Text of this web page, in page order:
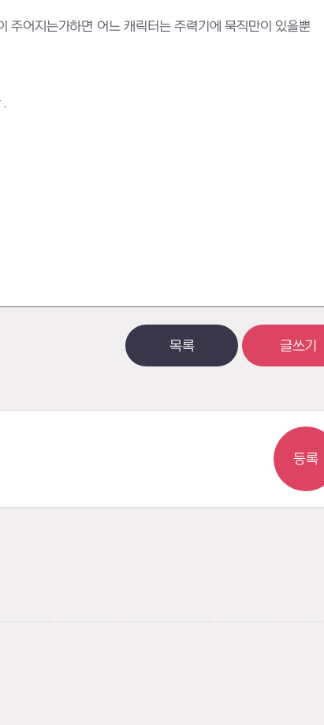
주어지는가하면 어느 캐릭터는 주력기에 묵직만이 있을뿐
.
목록 글쓰기
등록